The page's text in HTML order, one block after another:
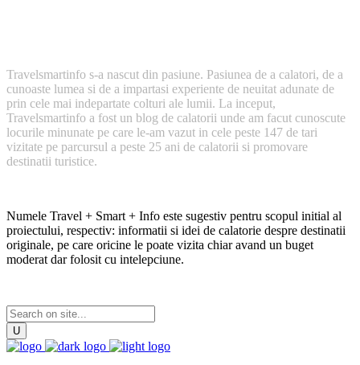
Travelsmartinfo s-a nascut din pasiune. Pasiunea de a calatori, de a
cunoaste lumea si de a impartasi experiente de neuitat adunate de
prin cele mai indepartate colturi ale lumii. La inceput,
Travelsmartinfo a fost un blog de calatorii unde am facut cunoscute
locurile minunate pe care le-am vazut in cele peste 147 de tari
vizitate pe parcursul a peste 25 ani de calatorii si promovare
destinatii turistice.
Numele Travel + Smart + Info este sugestiv pentru scopul initial al
proiectului, respectiv: informatii si idei de calatorie despre destinatii
originale, pe care oricine le poate vizita chiar avand un buget
moderat dar folosit cu intelepciune.